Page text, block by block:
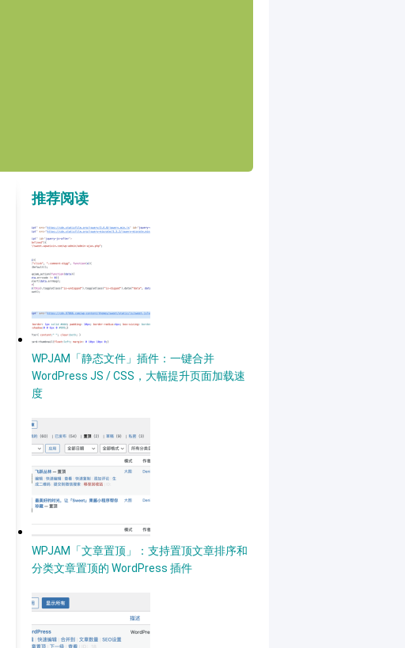
推荐阅读
WPJAM「静态文件」插件：一键合并
WordPress JS / CSS，大幅提升页面加载速
度
WPJAM「文章置顶」：支持置顶文章排序和
分类文章置顶的 WordPress 插件